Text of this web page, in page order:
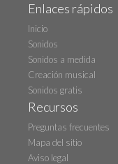
Enlaces rápidos
Inicio
Sonidos
Sonidos a medida
Creación musical
Sonidos gratis
Recursos
Preguntas frecuentes
Mapa del sitio
Aviso legal